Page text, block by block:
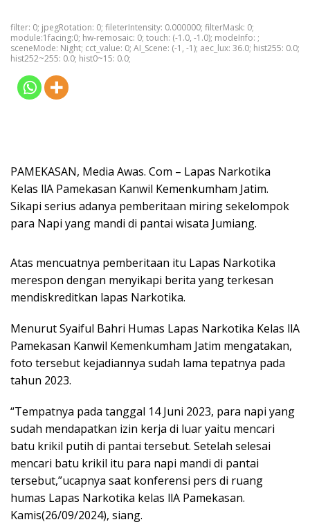
filter: 0; jpegRotation: 0; fileterIntensity: 0.000000; filterMask: 0;
module:1facing:0; hw-remosaic: 0; touch: (-1.0, -1.0); modeInfo: ;
sceneMode: Night; cct_value: 0; AI_Scene: (-1, -1); aec_lux: 36.0; hist255: 0.0;
hist252~255: 0.0; hist0~15: 0.0;
PAMEKASAN, Media Awas. Com – Lapas Narkotika
Kelas llA Pamekasan Kanwil Kemenkumham Jatim.
Sikapi serius adanya pemberitaan miring sekelompok
para Napi yang mandi di pantai wisata Jumiang.
Atas mencuatnya pemberitaan itu Lapas Narkotika
merespon dengan menyikapi berita yang terkesan
mendiskreditkan lapas Narkotika.
Menurut Syaiful Bahri Humas Lapas Narkotika Kelas llA
Pamekasan Kanwil Kemenkumham Jatim mengatakan,
foto tersebut kejadiannya sudah lama tepatnya pada
tahun 2023.
“Tempatnya pada tanggal 14 Juni 2023, para napi yang
sudah mendapatkan izin kerja di luar yaitu mencari
batu krikil putih di pantai tersebut. Setelah selesai
mencari batu krikil itu para napi mandi di pantai
tersebut,”ucapnya saat konferensi pers di ruang
humas Lapas Narkotika kelas llA Pamekasan.
Kamis(26/09/2024), siang.